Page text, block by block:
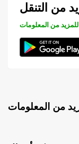
من التنقل
للمزيد من المعلومات
من المعلومات